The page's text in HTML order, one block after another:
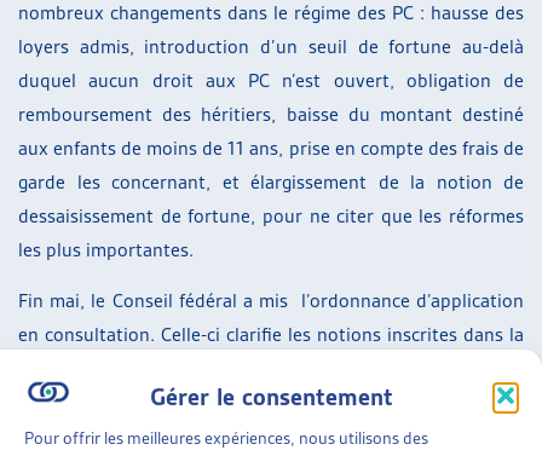
Gérer le consentement
Pour offrir les meilleures expériences, nous utilisons des
nombreux changements dans le régime des PC : hausse des
loyers admis, introduction d’un seuil de fortune au-delà
duquel aucun droit aux PC n’est ouvert, obligation de
remboursement des héritiers, baisse du montant destiné
aux enfants de moins de 11 ans, prise en compte des frais de
garde les concernant, et élargissement de la notion de
dessaisissement de fortune, pour ne citer que les réformes
les plus importantes.
Fin mai, le Conseil fédéral a mis l’ordonnance d’application
en consultation. Celle-ci clarifie les notions inscrites dans la
l’ordonnance actuelle avec celle mise en consultation et en
fait état dans ce dossier de veille.